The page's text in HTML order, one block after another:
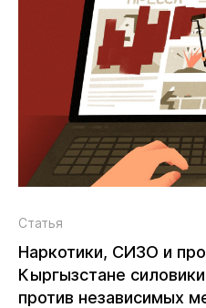
Статья
Наркотики, СИЗО и
Кыргызстане
против независимых